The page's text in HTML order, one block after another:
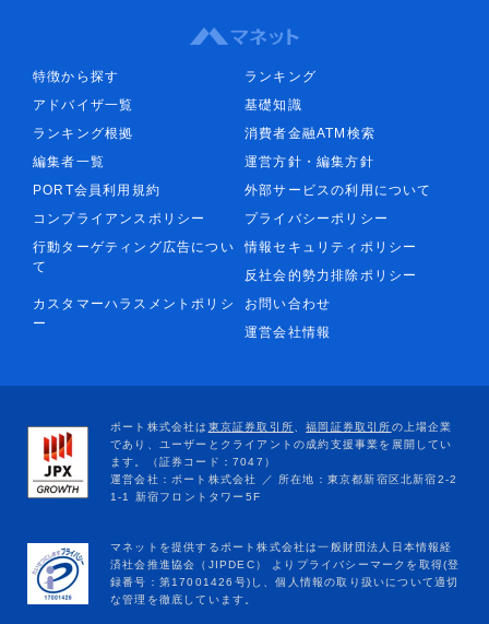
特徴から探す
ランキング
アドバイザ一覧
基礎知識
ランキング根拠
消費者金融ATM検索
編集者一覧
運営方針・編集方針
PORT会員利用規約
外部サービスの利用について
コンプライアンスポリシー
プライバシーポリシー
行動ターゲティング広告につい
て
情報セキュリティポリシー
反社会的勢力排除ポリシー
カスタマーハラスメントポリシ
ー
お問い合わせ
運営会社情報